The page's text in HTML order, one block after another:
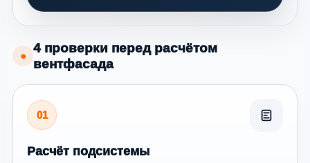
●
4 проверки перед расчётом
вентфасада
01
Расчёт подсистемы